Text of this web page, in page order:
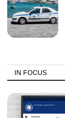
IN FOCUS